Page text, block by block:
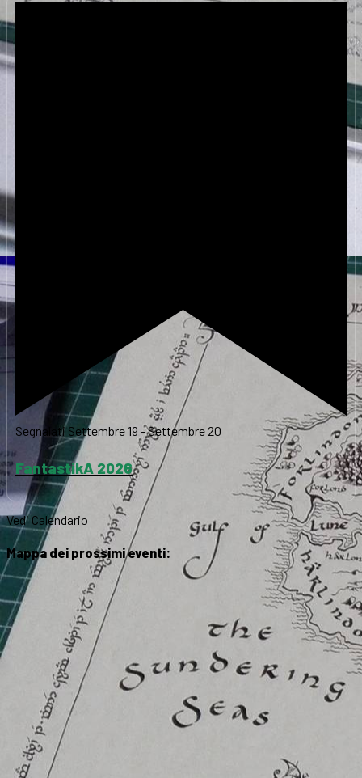
Segnalati Settembre 19 -Settembre 20
FantastikA 2026
Vedi Calendario
Mappa dei prossimi eventi: